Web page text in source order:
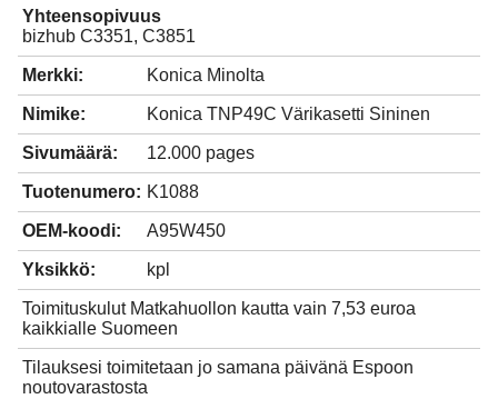
Yhteensopivuus
bizhub C3351, C3851
Merkki: Konica Minolta
Nimike: Konica TNP49C Värikasetti Sininen
Sivumäärä: 12.000 pages
Tuotenumero: K1088
OEM-koodi: A95W450
Yksikkö: kpl
Toimituskulut Matkahuollon kautta vain 7,53 euroa
kaikkialle Suomeen
Tilauksesi toimitetaan jo samana päivänä Espoon
noutovarastosta